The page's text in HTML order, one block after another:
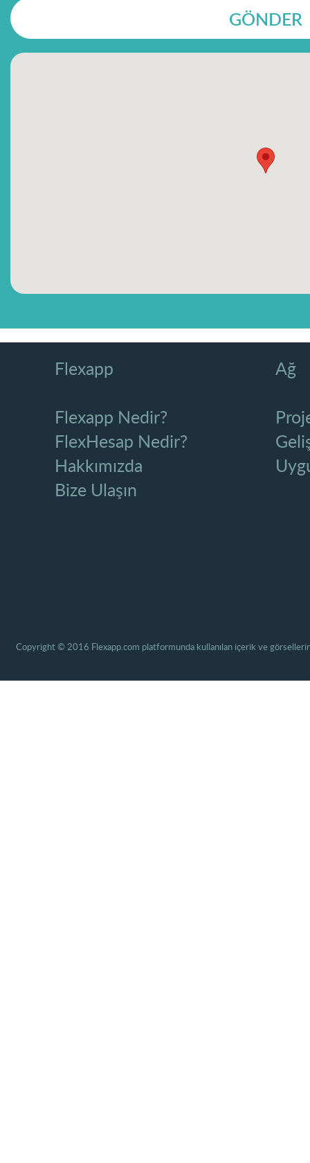
GÖNDER
Flexapp
Flexapp Nedir?
FlexHesap Nedir?
Hakkımızda
Bize Ulaşın
Ağ
Copyright © 2016 Flexapp.com platformunda kullanılan içerik ve